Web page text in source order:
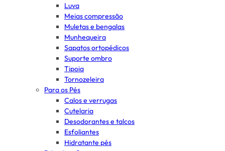
Luva
Meias compressão
Muletas e bengalas
Munhequeira
Sapatos ortopédicos
Suporte ombro
Tipoia
Tornozeleira
Para os Pés
Calos e verrugas
Cutelaria
Desodorantes e talcos
Esfoliantes
Hidratante pés